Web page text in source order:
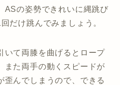
ASの姿勢できれいに縄跳び
だけ跳んでみましょう。
いて両膝を曲げるとロープ
また両手の動くスピードが
歪んでしまうので、できる